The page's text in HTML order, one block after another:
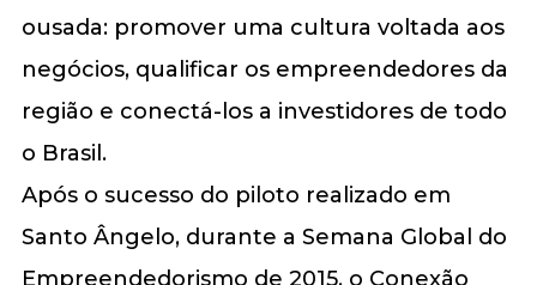
ousada: promover uma cultura voltada aos
negócios, qualificar os empreendedores da
região e conectá-los a investidores de todo
o Brasil.
Após o sucesso do piloto realizado em
Santo Ângelo, durante a Semana Global do
Empreendedorismo de 2015, o Conexão